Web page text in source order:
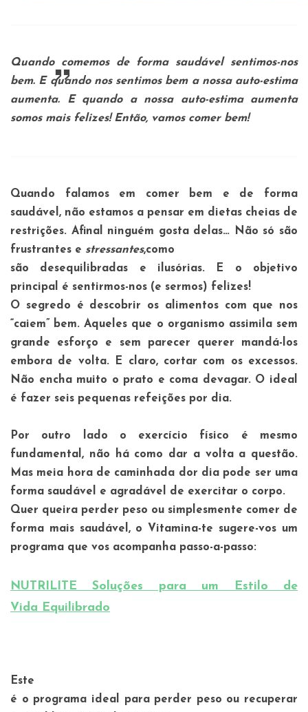
Quando comemos de forma saudável sentimos-nos
bem. E quando nos sentimos bem a nossa auto-estima
aumenta. E quando a nossa auto-estima aumenta
somos mais felizes! Então, vamos comer bem!
Quando falamos em comer bem e de forma
saudável, não estamos a pensar em dietas cheias de
restrições. Afinal ninguém gosta delas… Não só são
frustrantes e stressantes,como
são desequilibradas e ilusórias. E o objetivo
principal é sentirmos-nos (e sermos) felizes!
O segredo é descobrir os alimentos com que nos
“caiem” bem. Aqueles que o organismo assimila sem
grande esforço e sem parecer querer mandá-los
embora de volta. E claro, cortar com os excessos.
Não encha muito o prato e coma devagar. O ideal
é fazer seis pequenas refeições por dia.
Por outro lado o exercício físico é mesmo
fundamental, não há como dar a volta a questão.
Mas meia hora de caminhada dor dia pode ser uma
forma saudável e agradável de exercitar o corpo.
Quer queira perder peso ou simplesmente comer de
forma mais saudável, o Vitamina-te sugere-vos um
programa que vos acompanha passo-a-passo:
NUTRILITE Soluções para um Estilo de
Vida Equilibrado
Este
é o programa ideal para perder peso ou recuperar